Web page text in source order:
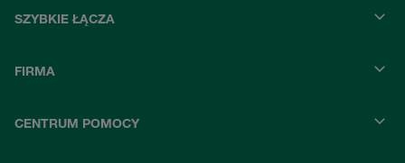
SZYBKIE ŁĄCZA
FIRMA
CENTRUM POMOCY